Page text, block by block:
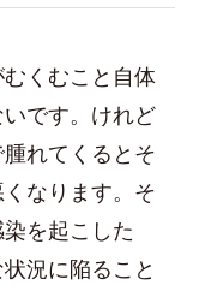
くむこと自体
です。けれど
れてくるとそ
なります。そ
を起こした
況に陥ること